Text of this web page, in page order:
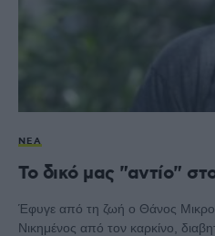
ΝΈΑ
Το δικό μας "αντίο"
Έφυγε από τη ζωή ο Θάνος
Νικημένος από τον καρκίνο,